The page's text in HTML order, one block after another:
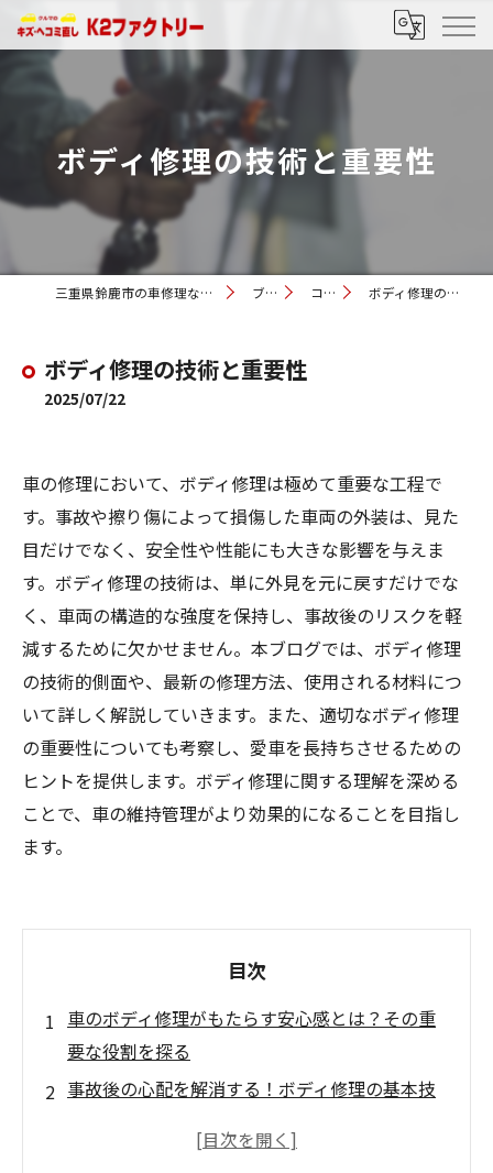
ボディ修理の技術と重要性
三重県鈴鹿市の車修理ならK2ファクトリー ブログ コラム ボディ修理の技術と重要性
ボディ修理の技術と重要性
2025/07/22
車の修理において、ボディ修理は極めて重要な工程で
す。事故や擦り傷によって損傷した車両の外装は、見た
目だけでなく、安全性や性能にも大きな影響を与えま
す。ボディ修理の技術は、単に外見を元に戻すだけでな
く、車両の構造的な強度を保持し、事故後のリスクを軽
減するために欠かせません。本ブログでは、ボディ修理
の技術的側面や、最新の修理方法、使用される材料につ
いて詳しく解説していきます。また、適切なボディ修理
の重要性についても考察し、愛車を長持ちさせるための
ヒントを提供します。ボディ修理に関する理解を深める
ことで、車の維持管理がより効果的になることを目指し
ます。
目次
車のボディ修理がもたらす安心感とは？その重
要な役割を探る
事故後の心配を解消する！ボディ修理の基本技
最新技術で進化するボディ修理！見えないとこ